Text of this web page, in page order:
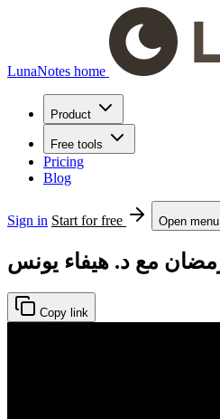
LunaNotes home
Product
Free tools
Pricing
Blog
Sign in Start for free Open menu
Copy link